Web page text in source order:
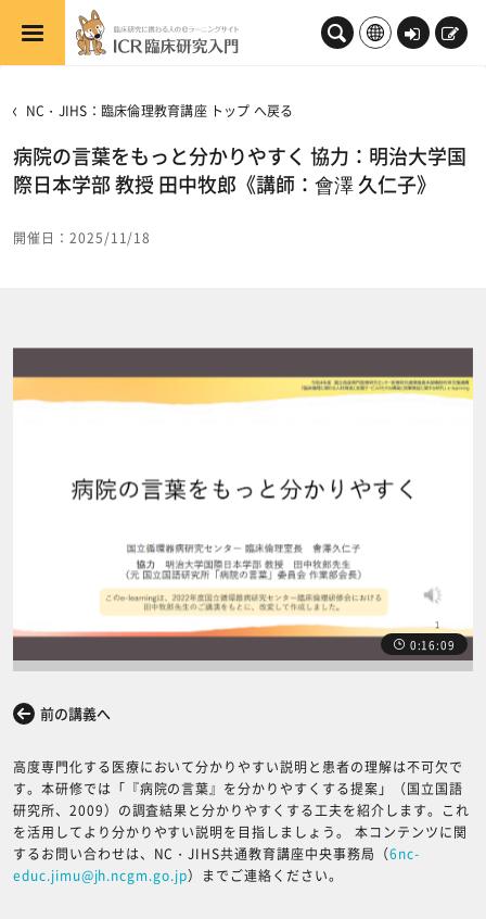
メインコンテンツへスキップする
ロ
新
NC・JIHS：臨床倫理教育講座 トップ へ戻る
病院の言葉をもっと分かりやすく 協力：明治大学国
際日本学部 教授 田中牧郎《講師：會澤 久仁子》
開催日：2025/11/18
0:16:09
前の講義へ
高度専門化する医療において分かりやすい説明と患者の理解は不可欠で
す。本研修では「『病院の言葉』を分かりやすくする提案」（国立国語
研究所、2009）の調査結果と分かりやすくする工夫を紹介します。これ
を活用してより分かりやすい説明を目指しましょう。 本コンテンツに関
するお問い合わせは、NC・JIHS共通教育講座中央事務局（6nc-
educ.jimu@jh.ncgm.go.jp）までご連絡ください。